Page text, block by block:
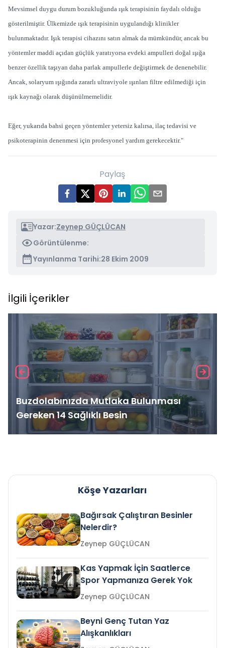
Mevsimsel duygu durum bozukluğunda ışık terapisinin faydalı olduğu
gösterilmiştir. Ülkemizde ışık terapisinin uygulandığı klinikler
bulunmaktadır. Işık terapisi cihazını satın almak da mümkündür, ancak bu
yöntemler maddi açıdan güçlük yaratıyorsa evdeki ampulleri doğal ışığa
benzer özellik taşıyan daha parlak ampullerle değiştirmek de denenebilir.
Ancak, solaryum ışığında zararlı ultraviyole ışınları filtre edilmediği için
ışık kaynağı olarak düşünülmemelidir.
Eğer, yukarıda bahsi geçen yöntemler yetersiz kalırsa, ilaç tedavisi ve
psikoterapinin denenmesi için profesyonel yardım gerekecektir."
Paylaş
Yazar:Zeynep GÜÇLÜCAN
Görüntülenme:
Yayınlanma Tarihi:28 Ekim 2009
İlgili İçerikler
Buzdolabınızda Mutlaka Bulunması
Gereken 14 Sağlıklı Besin
Köşe Yazarları
Bağırsak Çalıştıran Besinler
Nelerdir?
Zeynep GÜÇLÜCAN
Kas Yapmak İçin Saatlerce
Spor Yapmanıza Gerek Yok
Zeynep GÜÇLÜCAN
Beyni Genç Tutan Yaz
Alışkanlıkları